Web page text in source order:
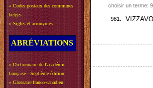
» Codes postaux des communes
belges
» Sigles et acronymes
ABRÉVIATIONS
» Dictionnaire de l'académie
française - Septième édition
» Glossaire franco-canadien
choisir un terme:
981.